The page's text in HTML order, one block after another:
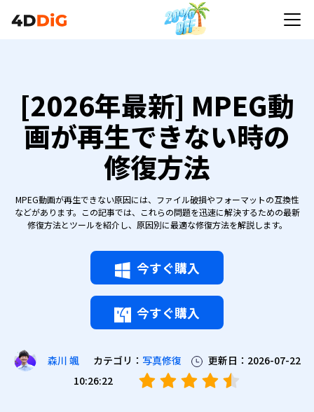
[2026年最新] MPEG動
画が再生できない時の
修復方法
MPEG動画が再生できない原因には、ファイル破損やフォーマットの互換性
などがあります。この記事では、これらの問題を迅速に解決するための最新
修復方法とツールを紹介し、原因別に最適な修復方法を解説します。
今すぐ購入
今すぐ購入
森川 颯 カテゴリ： 写真修復
更新日：2026-07-22
10:26:22